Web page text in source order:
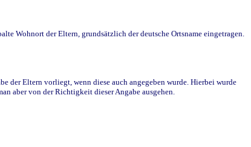
Wohnort der Eltern, grundsätzlich der deutsche Ortsname eingetragen.
der Eltern vorliegt, wenn diese auch angegeben wurde. Hierbei wurde
aber von der Richtigkeit dieser Angabe ausgehen.